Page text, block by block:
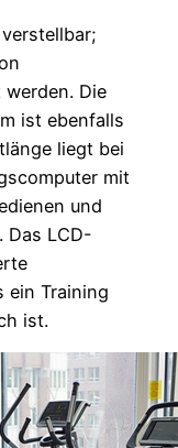
Die
ist ebenfalls
liegt bei
mit
und
Das LCD-
ein Training
ist.